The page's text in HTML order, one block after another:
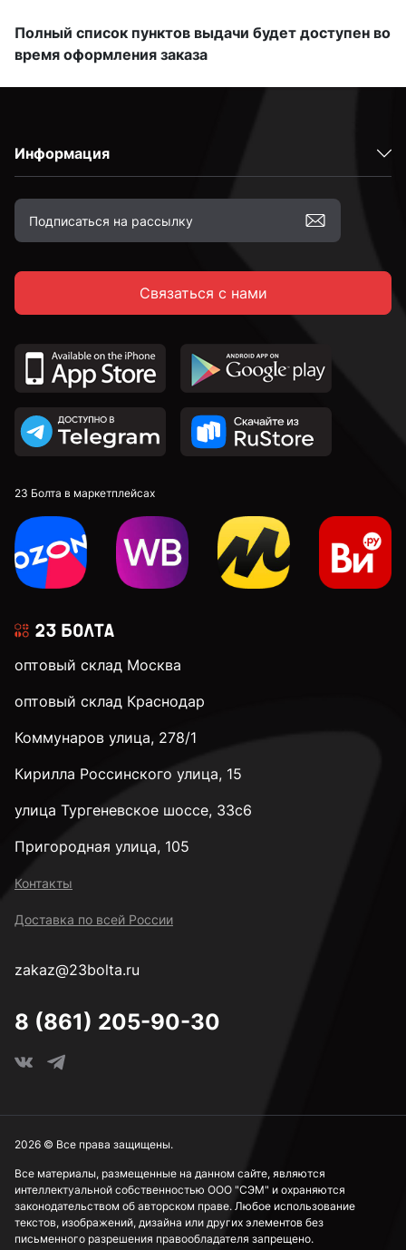
Полный список пунктов выдачи будет доступен во
время оформления заказа
Информация
Связаться с нами
23 Болта в маркетплейсах
оптовый склад Москва
оптовый склад Краснодар
Коммунаров улица, 278/1
Кирилла Россинского улица, 15
улица Тургеневское шоссе, 33с6
Пригородная улица, 105
Контакты
Доставка по всей России
zakaz@23bolta.ru
8 (861) 205-90-30
Все материалы, размещенные на данном сайте, являются
интеллектуальной собственностью ООО "СЭМ" и охраняются
законодательством об авторском праве. Любое использование
текстов, изображений, дизайна или других элементов без
письменного разрешения правообладателя запрещено.
2026 © Все права защищены.